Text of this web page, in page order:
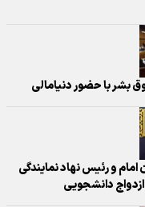
بشر با حضور دنیامالی
و رئیس نهاد نمایندگی
دانشجویی